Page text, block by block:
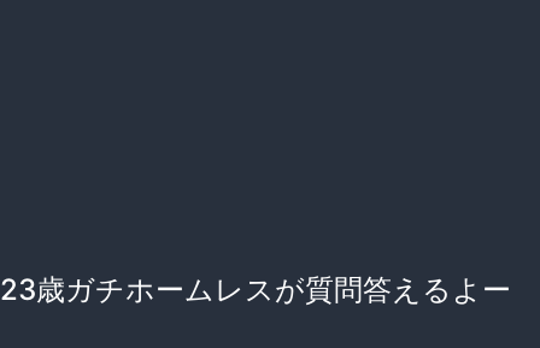
23歳ガチホームレスが質問答えるよー